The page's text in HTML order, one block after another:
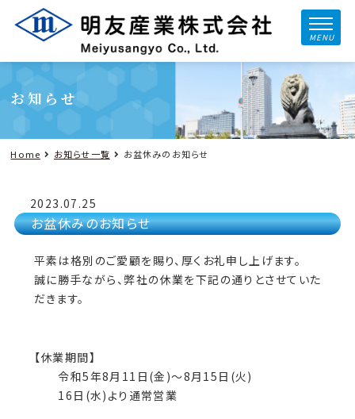
MENU
お知らせ
Home お知らせ一覧 お盆休みのお知らせ
2023.07.25
お盆休みのお知らせ
平素は格別のご愛顧を賜り、厚くお礼申し上げます。
誠に勝手ながら、弊社の休業を下記の通りとさせていた
だきます。
【休業期間】
令和5年8月11日(金)～8月15日(火)
16日(水)より通常営業